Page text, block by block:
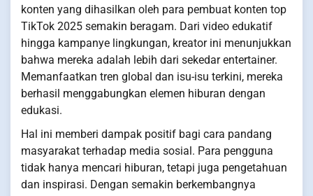
konten yang dihasilkan oleh para pembuat konten top
TikTok 2025 semakin beragam. Dari video edukatif
hingga kampanye lingkungan, kreator ini menunjukkan
bahwa mereka adalah lebih dari sekedar entertainer.
Memanfaatkan tren global dan isu-isu terkini, mereka
berhasil menggabungkan elemen hiburan dengan
edukasi.
Hal ini memberi dampak positif bagi cara pandang
masyarakat terhadap media sosial. Para pengguna
tidak hanya mencari hiburan, tetapi juga pengetahuan
dan inspirasi. Dengan semakin berkembangnya